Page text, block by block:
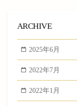
ARCHIVE
2025年6月
2022年7月
2022年1月